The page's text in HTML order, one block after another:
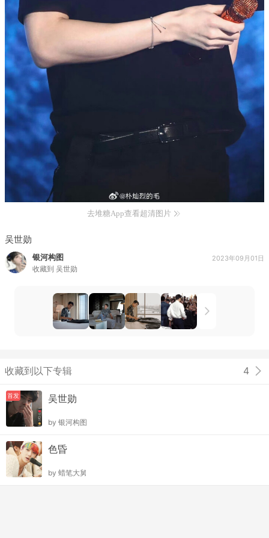
去堆糖App查看超清图片
吴世勋
银河构图
收藏到 吴世勋
2023年09月01日
收藏到以下专辑 4
首发 吴世勋
by 银河构图
色昏
by 蜡笔大舅